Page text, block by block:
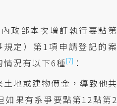
政部本次增訂執行要點第
定）第1項申請登記的案
況有以下6種 [7] ：
地或建物價金，導致他共
如果有系爭要點第12點第2